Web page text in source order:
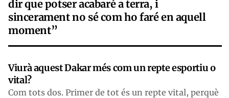
dir que potser acabaré a terra, i
sincerament no sé com ho faré en aquell
moment”
Viurà aquest Dakar més com un repte esportiu o
vital?
Com tots dos. Primer de tot és un repte vital, perquè